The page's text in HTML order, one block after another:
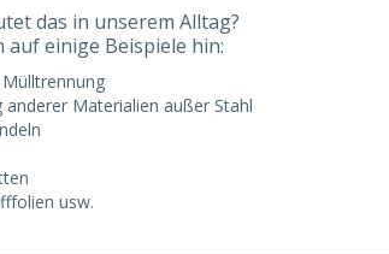
das in unserem Alltag?
auf einige Beispiele hin:
anderer Materialien außer Stahl
usw.